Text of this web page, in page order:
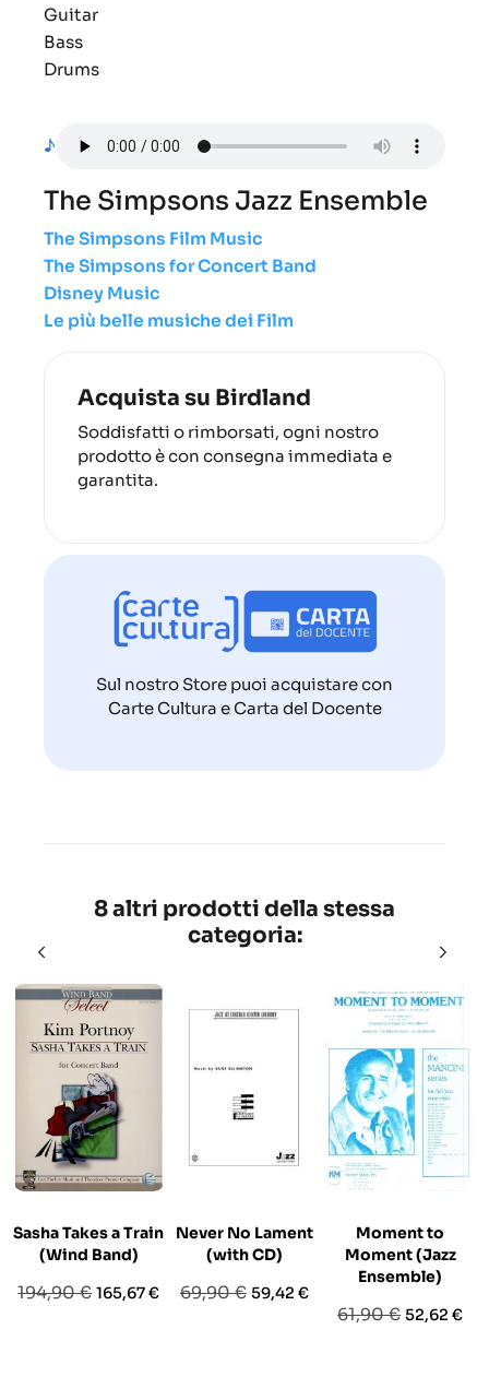
Guitar
Bass
Drums
♪
The Simpsons Jazz Ensemble
The Simpsons Film Music
The Simpsons for Concert Band
Disney Music
Le più belle musiche dei Film
Acquista su Birdland
Soddisfatti o rimborsati, ogni nostro
prodotto è con consegna immediata e
garantita.
Sul nostro Store puoi acquistare con
Carte Cultura e Carta del Docente
8 altri prodotti della stessa
categoria:
Sasha Takes a Train
(Wind Band)
Prezzo
194,90 €Prezzo
165,67 €
Never No Lament
(with CD)
Prezzo
69,90 € Prezzo
59,42 €
Moment to
Moment (Jazz
Ensemble)
Prezzo
61,90 € Prezzo
52,62 €